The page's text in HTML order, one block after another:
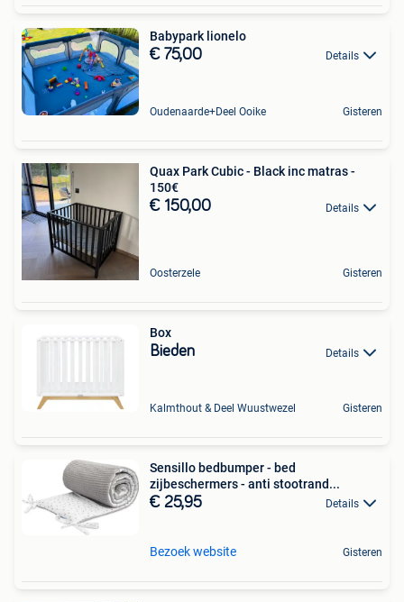
Babypark lionelo
€ 75,00 Details
Oudenaarde+Deel Ooike Gisteren
Quax Park Cubic - Black inc matras -
150€
€ 150,00 Details
Oosterzele Gisteren
Box
Bieden Details
Kalmthout & Deel Wuustwezel Gisteren
Sensillo bedbumper - bed
zijbeschermers - anti stootrand...
€ 25,95 Details
Bezoek website Gisteren